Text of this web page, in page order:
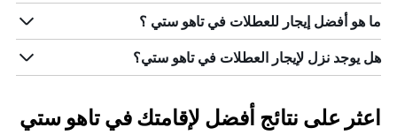
ما هو أفضل إيجار للعطلات في تاهو ستي ؟
هل يوجد نزل لإيجار العطلات في تاهو ستي؟
اعثر على نتائج أفضل لإقامتك في تاهو ستي